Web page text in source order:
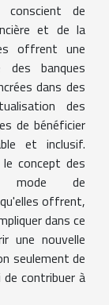
de
et de la
offrent une
des banques
dans des
des
de bénéficier
et inclusif.
concept des
mode de
offrent,
dans ce
une nouvelle
seulement de
contribuer à